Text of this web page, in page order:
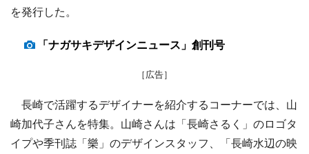
を発行した。
「ナガサキデザインニュース」創刊号
［広告］
長崎で活躍するデザイナーを紹介するコーナーでは、山
崎加代子さんを特集。山崎さんは「長崎さるく」のロゴタ
イプや季刊誌「樂」のデザインスタッフ、「長崎水辺の映